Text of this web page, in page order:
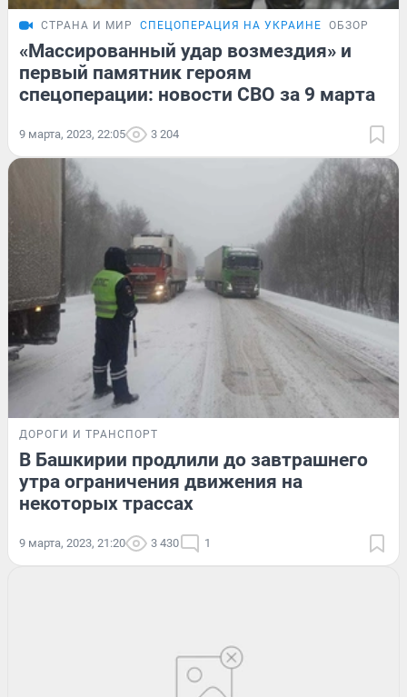
СТРАНА И МИР СПЕЦОПЕРАЦИЯ НА УКРАИНЕ ОБЗОР
«Массированный удар возмездия» и
первый памятник героям
спецоперации: новости СВО за 9 марта
9 марта, 2023, 22:05 3 204
ДОРОГИ И ТРАНСПОРТ
В Башкирии продлили до завтрашнего
утра ограничения движения на
некоторых трассах
9 марта, 2023, 21:20 3 430 1